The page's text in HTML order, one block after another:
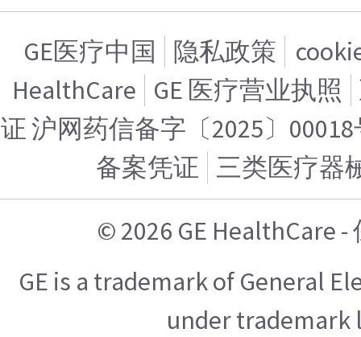
GE医疗中国 隐私政策
HealthCare GE 医疗营业执照
证 沪网药信备字〔2025〕
备案凭证 三类医疗器
© 2026 GE HealthCare
GE is a trademark of General
under trademark